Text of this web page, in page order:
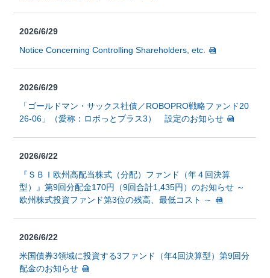
2026/6/29
Notice Concerning Controlling Shareholders, etc.
2026/6/29
「ゴールドマン・サックス社債／ROBOPRO戦略ファンド20
26-06」（愛称：ロボっとプラス3） 設定のお知らせ
2026/6/22
『ＳＢＩ欧州高配当株式（分配）ファンド（年４回決算
型）』第9回分配金170円（9回合計1,435円）のお知らせ ～
欧州株式投資ファンド第3位の残高、最低コスト ～
2026/6/22
米国債券3領域に投資する3ファンド（年4回決算型）第9回分
配金のお知らせ